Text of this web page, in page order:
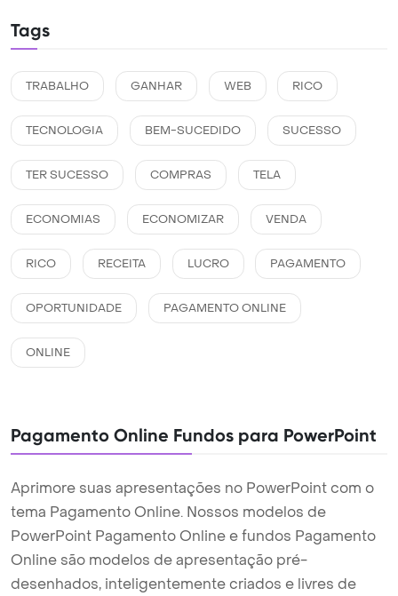
Tags
TRABALHO GANHAR WEB RICO
TECNOLOGIA BEM-SUCEDIDO SUCESSO
TER SUCESSO COMPRAS TELA
ECONOMIAS ECONOMIZAR VENDA
RICO RECEITA LUCRO PAGAMENTO
OPORTUNIDADE PAGAMENTO ONLINE
ONLINE
Pagamento Online Fundos para PowerPoint
Aprimore suas apresentações no PowerPoint com o
tema Pagamento Online. Nossos modelos de
PowerPoint Pagamento Online e fundos Pagamento
Online são modelos de apresentação pré-
desenhados, inteligentemente criados e livres de